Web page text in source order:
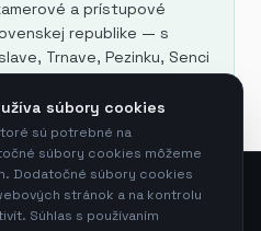
a prístupové
republike — s
Trnave, Pezinku, Senci
2C, 831 04 Bratislava,
súbory cookies
sú potrebné na
súbory cookies môžeme
Dodatočné súbory cookies
stránok a na kontrolu
Súhlas s používaním